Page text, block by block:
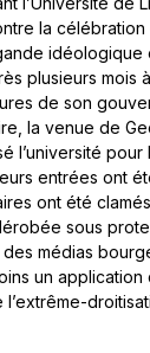
la
idéologique
plusieurs mois
de son
la venue de
l’université pour
entrées ont
ont été
sous
médias
un